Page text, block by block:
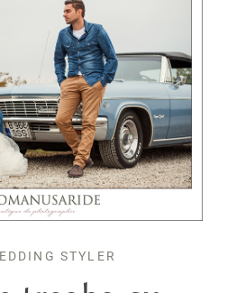
BLOG
& FAQ
CONTACT
STYLER